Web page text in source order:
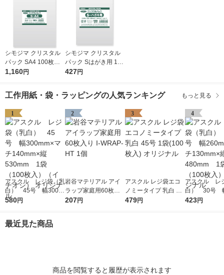
シモジマ クリスタル
パック SA4 100枚入 6
739200 1袋(100枚入)
1,160円
シモジマ クリスタル
パック Sはがき用 100
枚入 6751700 1袋(10
427円
工作用紙・袋・ラッピングの人気ランキング もっと見る
1
アスクル レジ袋（乳
白） 45号 幅300m
m×マチ140mm×縦53
リジナル
580円
2
岩谷マテリアル アイ
ラップ家庭用60枚入
り I-WRAP-HT 1個
207円
3
アスクル レジ袋エコ
ノミータイプ 乳白 45
号 1袋(100枚入) オリ
479円
4
アスクル レ
白） 30号
m×マチ
423円
最近見た商品
商品を閲覧すると履歴が表示されます